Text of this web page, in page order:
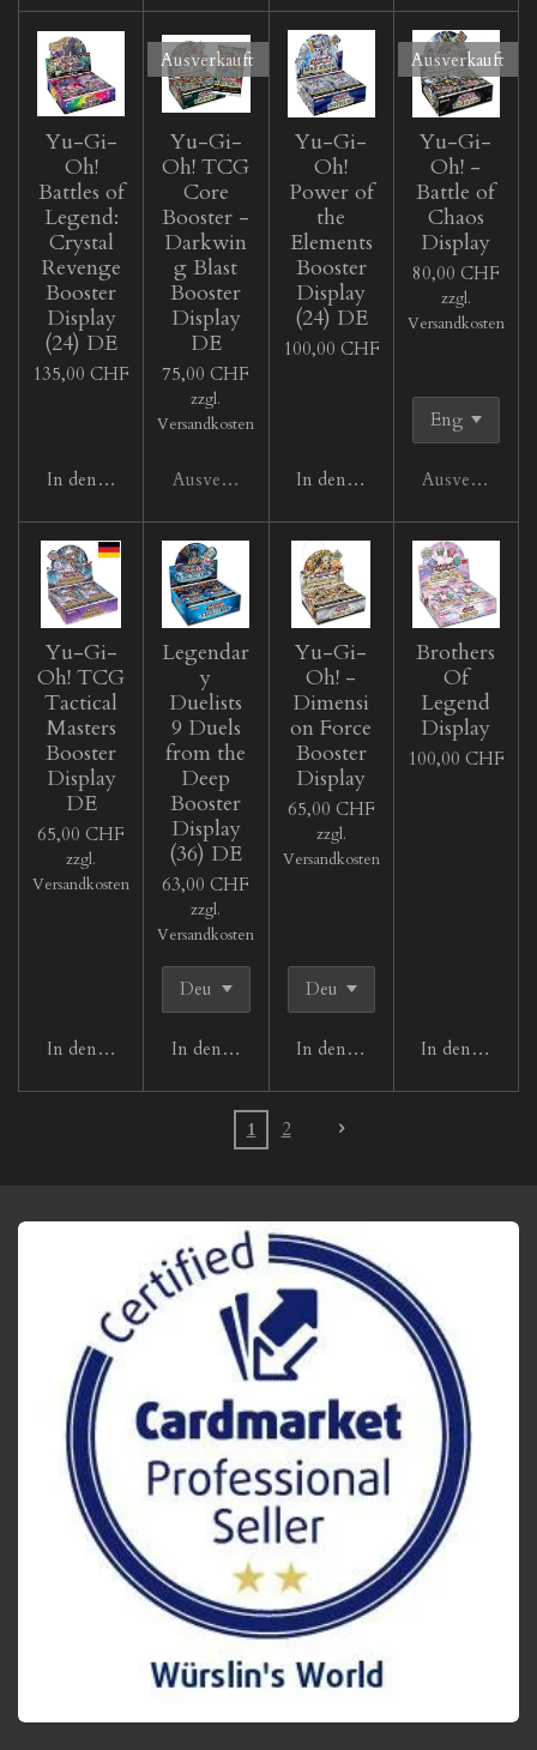
Yu-Gi-
Oh!
Battles of
Legend:
Crystal
Revenge
Booster
Display
(24) DE
135,00 CHF
In den Warenkorb
Ausverkauft
Yu-Gi-
Oh! TCG
Core
Booster -
Darkwin
g Blast
Booster
Display
DE
75,00 CHF
zzgl.
Versandkosten
Ausverkauft
Yu-Gi-
Oh!
Power of
the
Elements
Booster
Display
(24) DE
100,00 CHF
In den Warenkorb
Ausverkauft
Yu-Gi-
Oh! -
Battle of
Chaos
Display
80,00 CHF
zzgl.
Versandkosten
Ausverkauft
Yu-Gi-
Oh! TCG
Tactical
Masters
Booster
Display
DE
65,00 CHF
zzgl.
Versandkosten
In den Warenkorb
Legendar
y
Duelists
9 Duels
from the
Deep
Booster
Display
(36) DE
63,00 CHF
zzgl.
Versandkosten
In den Warenkorb
Yu-Gi-
Oh! -
Dimensi
on Force
Booster
Display
65,00 CHF
zzgl.
Versandkosten
In den Warenkorb
Brothers
Of
Legend
Display
100,00 CHF
In den
1 2